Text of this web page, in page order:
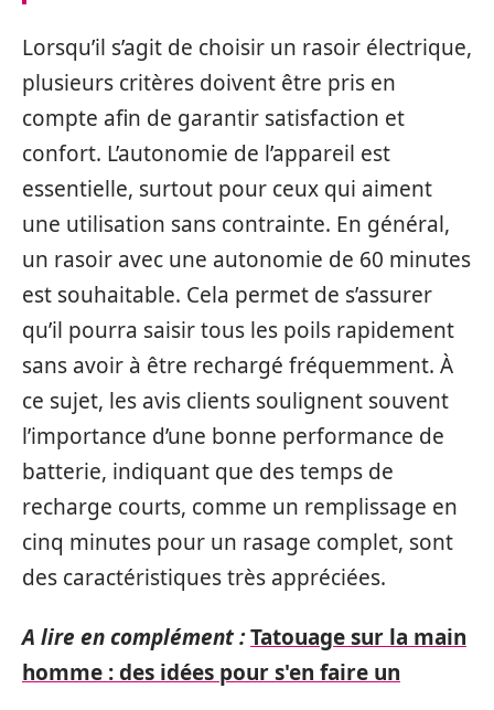
Lorsqu’il s’agit de choisir un rasoir électrique,
plusieurs critères doivent être pris en
compte afin de garantir satisfaction et
confort. L’autonomie de l’appareil est
essentielle, surtout pour ceux qui aiment
une utilisation sans contrainte. En général,
un rasoir avec une autonomie de 60 minutes
est souhaitable. Cela permet de s’assurer
qu’il pourra saisir tous les poils rapidement
sans avoir à être rechargé fréquemment. À
ce sujet, les avis clients soulignent souvent
l’importance d’une bonne performance de
batterie, indiquant que des temps de
recharge courts, comme un remplissage en
cinq minutes pour un rasage complet, sont
des caractéristiques très appréciées.
A lire en complément :Tatouage sur la main
homme : des idées pour s'en faire un